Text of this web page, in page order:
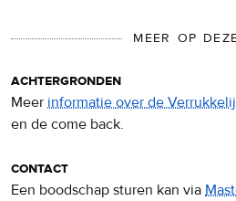
MEER OP
achtergronden
Meer informatie over de
en de come back.
contact
Een boodschap sturen kan via